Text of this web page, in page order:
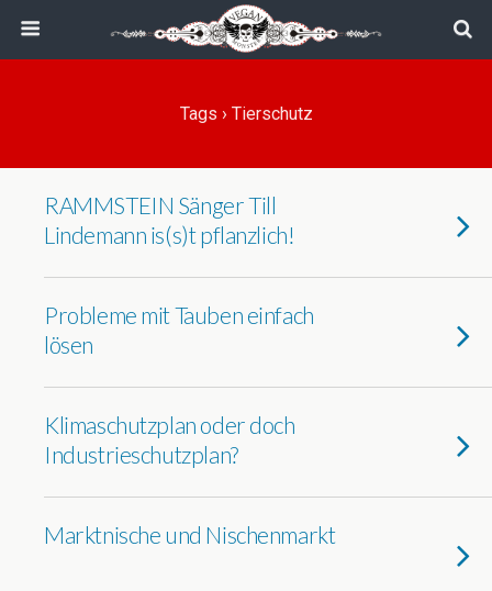
Tags › Tierschutz
RAMMSTEIN Sänger Till
Lindemann is(s)t pflanzlich!
Probleme mit Tauben einfach
lösen
Klimaschutzplan oder doch
Industrieschutzplan?
Marktnische und Nischenmarkt